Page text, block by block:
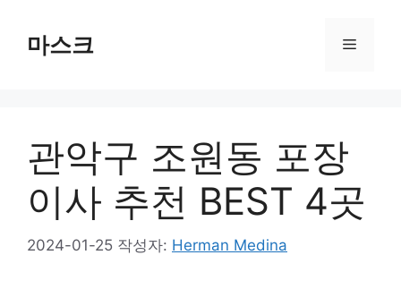
마스크 메
관악구 조원동 포장
이사 추천 BEST 4곳
2024-01-25 작성자: Herman Medina